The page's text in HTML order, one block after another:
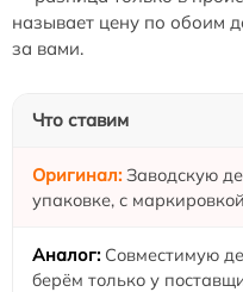
называет цену по обоим
за вами.
Что ставим
Заводскую
упаковке, с
Совместимую
берём только у